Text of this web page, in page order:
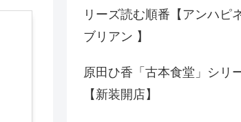
リーズ読む順番【アンハピ
ブリアン 】
原田ひ香「古本食堂」シリ
【新装開店】